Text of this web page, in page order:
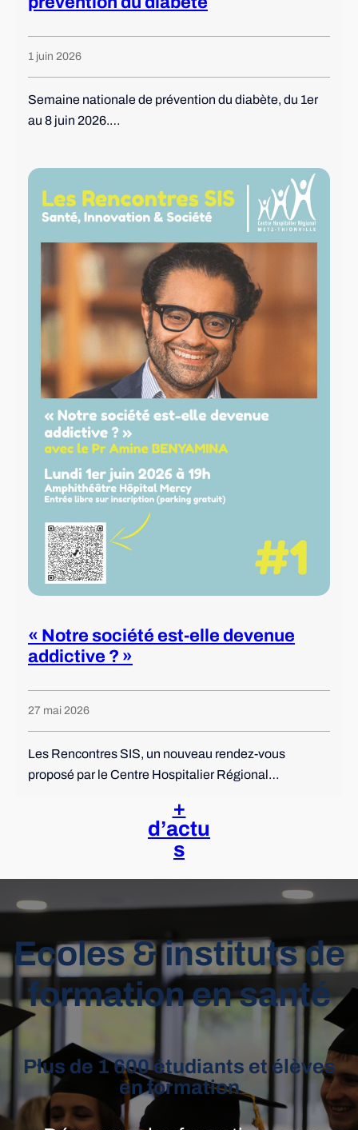
1 juin 2026
Semaine nationale de prévention du diabète, du 1er
au 8 juin 2026.…
« Notre société est-elle devenue
addictive ? »
27 mai 2026
Les Rencontres SIS, un nouveau rendez-vous
proposé par le Centre Hospitalier Régional…
+
d’actu
s
Ecoles & instituts de
formation en santé
Plus de 1 600 étudiants et élèves
en formation